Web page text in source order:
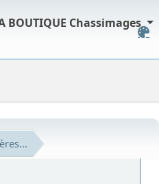
BOUTIQUE Chassimages